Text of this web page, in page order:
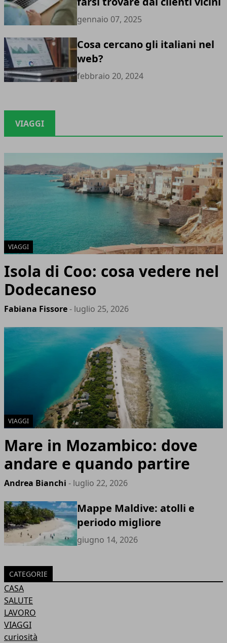
gennaio 07, 2025
Cosa cercano gli italiani nel
web?
febbraio 20, 2024
VIAGGI
VIAGGI
Isola di Coo: cosa vedere nel
Dodecaneso
Fabiana Fissore- luglio 25, 2026
VIAGGI
Mare in Mozambico: dove
andare e quando partire
Andrea Bianchi - luglio 22, 2026
Mappe Maldive: atolli e
periodo migliore
giugno 14, 2026
CATEGORIE
CASA
SALUTE
LAVORO
VIAGGI
curiosità